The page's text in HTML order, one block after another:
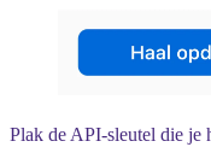
Plak de API-sleutel die je